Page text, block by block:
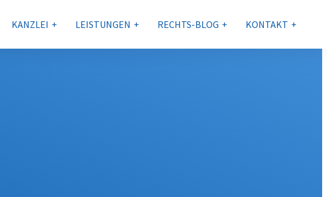
KANZLEI LEISTUNGEN RECHTS-BLOG KONTAKT